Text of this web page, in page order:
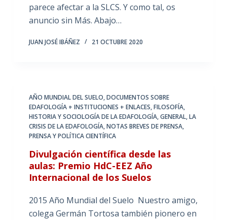
parece afectar a la SLCS. Y como tal, os
anuncio sin Más. Abajo…
JUAN JOSÉ IBÁÑEZ 21 OCTUBRE 2020
AÑO MUNDIAL DEL SUELO,DOCUMENTOS SOBRE
EDAFOLOGÍA + INSTITUCIONES + ENLACES,FILOSOFÍA,
HISTORIA Y SOCIOLOGÍA DE LA EDAFOLOGÍA,GENERAL,LA
CRISIS DE LA EDAFOLOGÍA,NOTAS BREVES DE PRENSA,
PRENSA Y POLÍTICA CIENTÍFICA
Divulgación científica desde las
aulas: Premio HdC-EEZ Año
Internacional de los Suelos
2015 Año Mundial del Suelo Nuestro amigo,
colega Germán Tortosa también pionero en